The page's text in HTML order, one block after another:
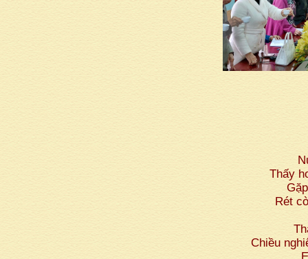
Thấy
Rét
Chiều